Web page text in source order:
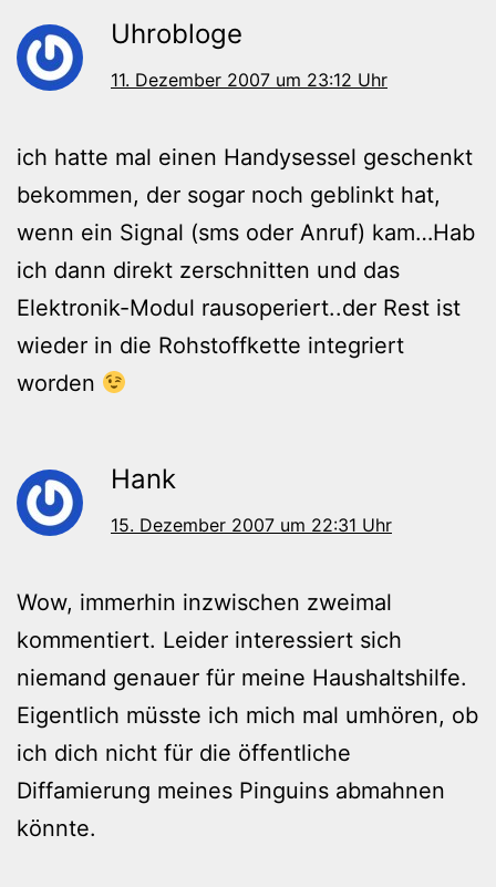
Uhrobloge
11. Dezember 2007 um 23:12 Uhr
ich hatte mal einen Handysessel geschenkt
bekommen, der sogar noch geblinkt hat,
wenn ein Signal (sms oder Anruf) kam…Hab
ich dann direkt zerschnitten und das
Elektronik-Modul rausoperiert..der Rest ist
wieder in die Rohstoffkette integriert
worden
Hank
15. Dezember 2007 um 22:31 Uhr
Wow, immerhin inzwischen zweimal
kommentiert. Leider interessiert sich
niemand genauer für meine Haushaltshilfe.
Eigentlich müsste ich mich mal umhören, ob
ich dich nicht für die öffentliche
Diffamierung meines Pinguins abmahnen
könnte.